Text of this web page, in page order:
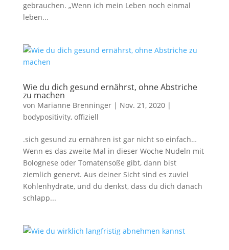
gebrauchen. „Wenn ich mein Leben noch einmal
leben...
Wie du dich gesund ernährst, ohne Abstriche
zu machen
von Marianne Brenninger| Nov. 21, 2020|
bodypositivity, offiziell
.sich gesund zu ernähren ist gar nicht so einfach…
Wenn es das zweite Mal in dieser Woche Nudeln mit
Bolognese oder Tomatensoße gibt, dann bist
ziemlich genervt. Aus deiner Sicht sind es zuviel
Kohlenhydrate, und du denkst, dass du dich danach
schlapp...